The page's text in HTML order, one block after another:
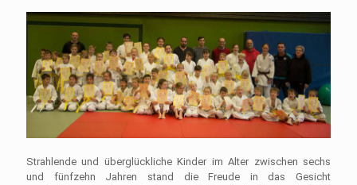
Strahlende und überglückliche Kinder im Alter zwischen sechs
und fünfzehn Jahren stand die Freude in das Gesicht